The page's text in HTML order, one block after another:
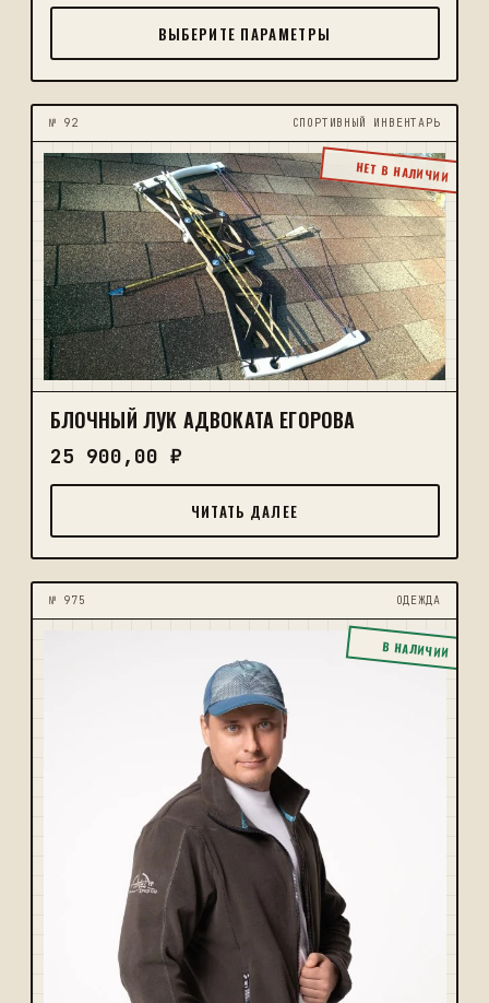
ВЫБЕРИТЕ ПАРАМЕТРЫ
№ 92 CПОРТИВНЫЙ ИНВЕНТАРЬ
НЕТ В НАЛИЧИИ
БЛОЧНЫЙ ЛУК АДВОКАТА ЕГОРОВА
25 900,00 ₽
ЧИТАТЬ ДАЛЕЕ
№ 975 ОДЕЖДА
В НАЛИЧИИ